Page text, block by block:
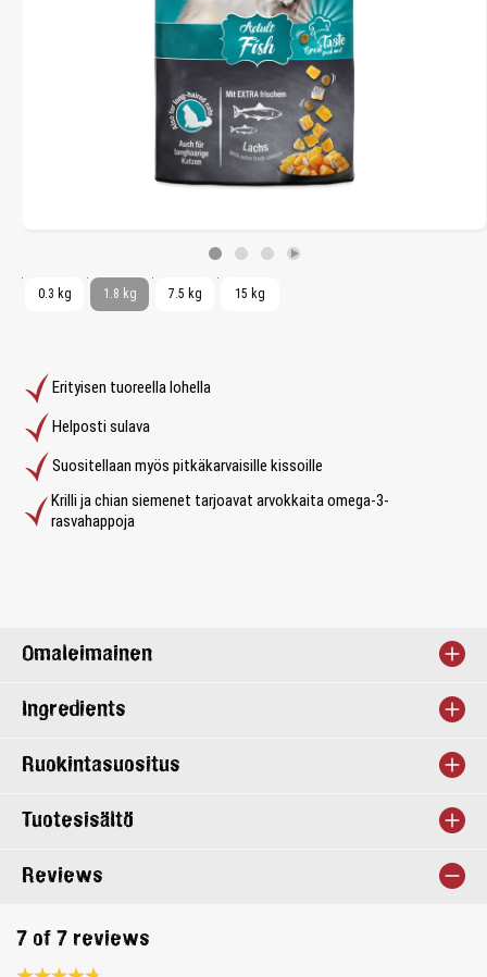
Erityisen tuoreella lohella
Helposti sulava
Suositellaan myös pitkäkarvaisille kissoille
Krilli ja chian siemenet tarjoavat arvokkaita omega-3-
rasvahappoja
0.3 kg 1.8 kg 7.5 kg 15 kg
Omaleimainen
Ingredients
Ruokintasuositus
Tuotesisältö
Reviews
7 of 7 reviews